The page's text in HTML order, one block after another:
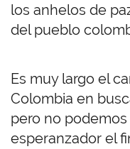
los anhelos de
del pueblo
Es muy largo el
Colombia en
pero no
esperanzador el